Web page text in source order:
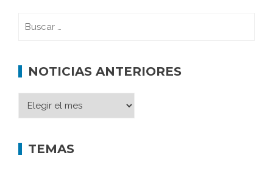
NOTICIAS ANTERIORES
TEMAS